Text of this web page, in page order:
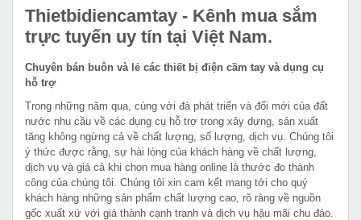
Thietbidiencamtay - Kênh mua sắm
trực tuyến uy tín tại Việt Nam.
Chuyên bán buôn và lẻ các thiết bị điện cầm tay và dụng cụ
hỗ trợ
Trong những năm qua, cùng với đà phát triển và đổi mới của đất
nước nhu cầu về các dụng cụ hỗ trợ trong xây dựng, sản xuất
tăng không ngừng cả về chất lượng, số lượng, dịch vụ. Chúng tôi
ý thức được rằng, sự hài lòng của khách hàng về chất lượng,
dịch vụ và giá cả khi chọn mua hàng online là thước đo thành
công của chúng tôi. Chúng tôi xin cam kết mang tới cho quý
khách hàng những sản phẩm chất lượng cao, rõ ràng về nguồn
gốc xuất xứ với giá thành cạnh tranh và dịch vụ hậu mãi chu đáo.